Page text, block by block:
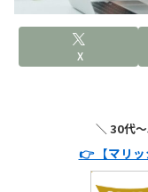
X
＼ 30代
👉 【マリ